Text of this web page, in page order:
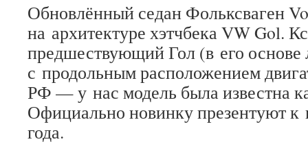
Обновлённый седан Фольксваген
на архитектуре хэтчбека VW Gol.
предшествующий Гол (в его основе
с продольным расположением
РФ — у нас модель была известна
Официально новинку презентуют к
года.